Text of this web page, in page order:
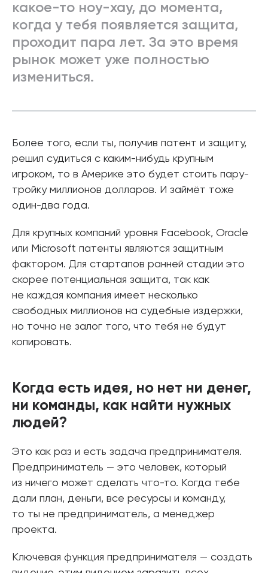
какое-то ноу-хау, до момента,
когда у тебя появляется защита,
проходит пара лет. За это время
рынок может уже полностью
измениться.
Более того, если ты, получив патент и защиту,
решил судиться с каким-нибудь крупным
игроком, то в Америке это будет стоить пару-
тройку миллионов долларов. И займёт тоже
один-два года.
Для крупных компаний уровня Facebook, Oracle
или Microsoft патенты являются защитным
фактором. Для стартапов ранней стадии это
скорее потенциальная защита, так как
не каждая компания имеет несколько
свободных миллионов на судебные издержки,
но точно не залог того, что тебя не будут
копировать.
Когда есть идея, но нет ни денег,
ни команды, как найти нужных
людей?
Это как раз и есть задача предпринимателя.
Предприниматель — это человек, который
из ничего может сделать что-то. Когда тебе
дали план, деньги, все ресурсы и команду,
то ты не предприниматель, а менеджер
проекта.
Ключевая функция предпринимателя — создать